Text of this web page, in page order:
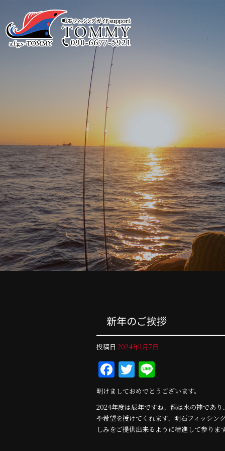
新年のご挨拶
投稿日 2024年1月7日
Facebook
Twitter
明けましておめでとうございます。
2024年度は辰年ですね、龍は水の神であ
や希望を授けてくれます、明石フィッシ
しみをご提供出来るように精進して参り